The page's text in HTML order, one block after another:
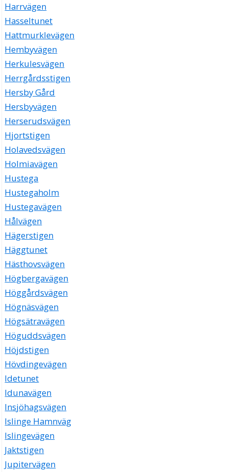
Harrvägen
Hasseltunet
Hattmurklevägen
Hembyvägen
Herkulesvägen
Herrgårdsstigen
Hersby Gård
Hersbyvägen
Herserudsvägen
Hjortstigen
Holavedsvägen
Holmiavägen
Hustega
Hustegaholm
Hustegavägen
Hålvägen
Hägerstigen
Häggtunet
Hästhovsvägen
Högbergavägen
Höggårdsvägen
Högnäsvägen
Högsätravägen
Höguddsvägen
Höjdstigen
Hövdingevägen
Idetunet
Idunavägen
Insjöhagsvägen
Islinge Hamnväg
Islingevägen
Jaktstigen
Jupitervägen